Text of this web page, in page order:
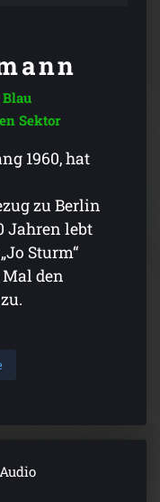
Sektor
1960, hat
zu Berlin
Jahren lebt
Sturm“
den
Audio